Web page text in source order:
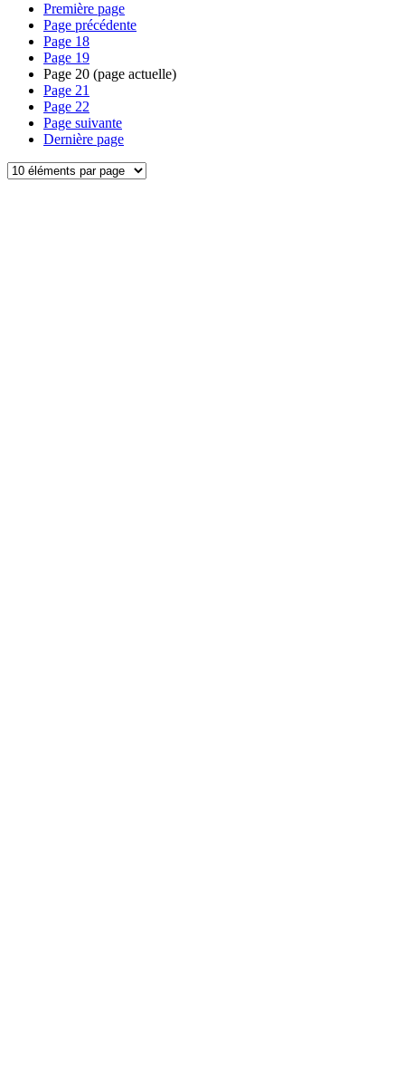
Première page
Page précédente
Page 18
Page 19
Page 20 (page actuelle)
Page 21
Page 22
Page suivante
Dernière page